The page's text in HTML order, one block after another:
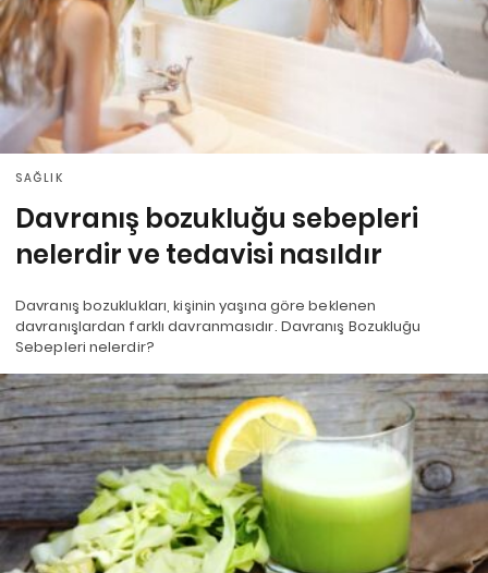
SAĞLIK
Davranış bozukluğu sebepleri
nelerdir ve tedavisi nasıldır
Davranış bozuklukları, kişinin yaşına göre beklenen
davranışlardan farklı davranmasıdır. Davranış Bozukluğu
Sebepleri nelerdir?